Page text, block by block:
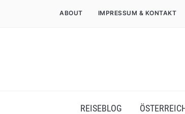
ABOUT IMPRESSUM & KONTAKT
REISEBLOG